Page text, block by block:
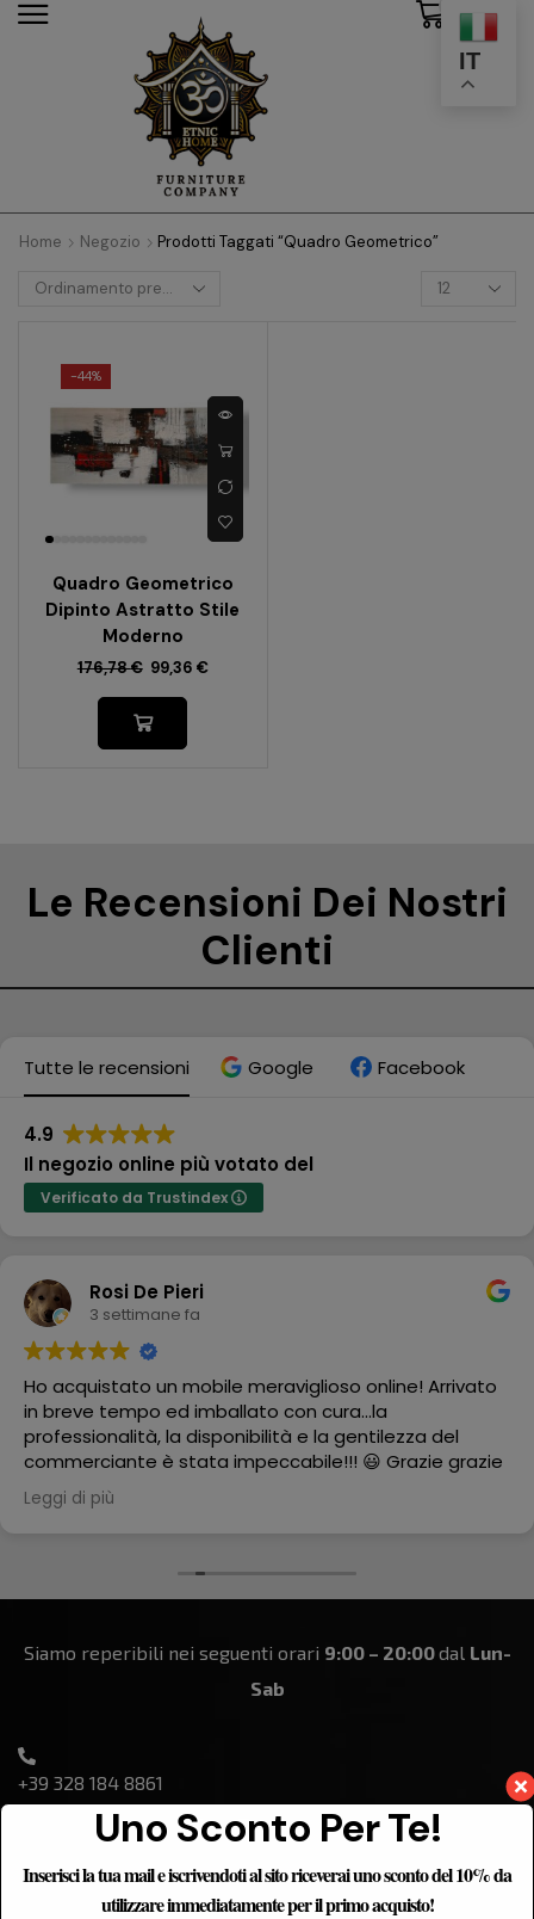
IT
Home Negozio Prodotti Taggati “quadro Geometrico”
-44%
Quadro Geometrico
Dipinto Astratto Stile
Moderno
176,78€ 99,36 €
Le Recensioni Dei Nostri
Clienti
Tutte le recensioni Google Facebook
4.9
Il negozio online più votato del
Verificato da Trustindex
Rosi De Pieri
3 settimane fa
Ho acquistato un mobile meraviglioso online! Arrivato
in breve tempo ed imballato con cura...la
professionalità, la disponibilità e la gentilezza del
commerciante è stata impeccabile!!! 😃 Grazie grazie
grazie
Leggi di più
Siamo reperibili nei seguenti orari 9:00 – 20:00dal Lun-
Sab
+39 328 184 8861
Uno Sconto Per Te!
Inserisci la tua mail e iscrivendoti al sito riceverai uno sconto del 10% da
utilizzare immediatamente per il primo acquisto!